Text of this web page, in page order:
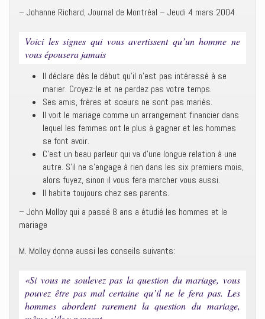
– Johanne Richard, Journal de Montréal – Jeudi 4 mars 2004
Voici les signes qui vous avertissent qu’un homme ne
vous épousera jamais
Il déclare dès le début qu’il n’est pas intéressé à se
marier. Croyez-le et ne perdez pas votre temps.
Ses amis, frères et soeurs ne sont pas mariés.
Il voit le mariage comme un arrangement financier dans
lequel les femmes ont le plus à gagner et les hommes
se font avoir.
C’est un beau parleur qui va d’une longue relation à une
autre. S’il ne s’engage à rien dans les six premiers mois,
alors fuyez, sinon il vous fera marcher vous aussi.
Il habite toujours chez ses parents.
– John Molloy qui a passé 8 ans a étudié les hommes et le
mariage
M. Molloy donne aussi les conseils suivants:
«Si vous ne soulevez pas la question du mariage, vous
pouvez être pas mal certaine qu’il ne le fera pas. Les
hommes abordent rarement la question du mariage,